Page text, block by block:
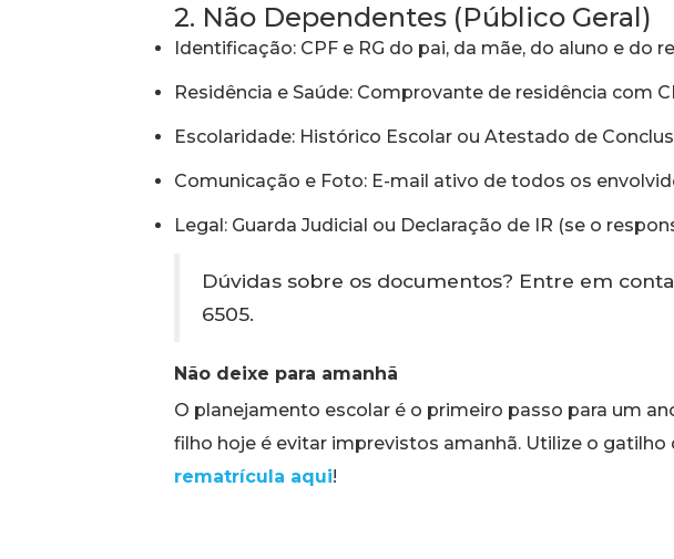
2. Não Dependentes (Público Geral)
Identificação: CPF e RG do pai, da mãe, do aluno e do
Residência e Saúde: Comprovante de residência com
Escolaridade: Histórico Escolar ou Atestado de
Comunicação e Foto: E-mail ativo de todos os
Legal: Guarda Judicial ou Declaração de IR (se o
Dúvidas sobre os documentos? Entre em
6505.
Não deixe para amanhã
O planejamento escolar é o primeiro passo para um
filho hoje é evitar imprevistos amanhã. Utilize o
rematrícula aqui!